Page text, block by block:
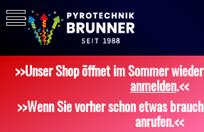
>>Unser Shop öffnet im Sommer
anmelden.<<
>>Wenn Sie vorher schon etwas
anrufen.<<